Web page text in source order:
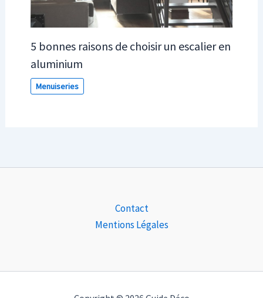
5 bonnes raisons de choisir un escalier en
aluminium
Menuiseries
Contact
Mentions Légales